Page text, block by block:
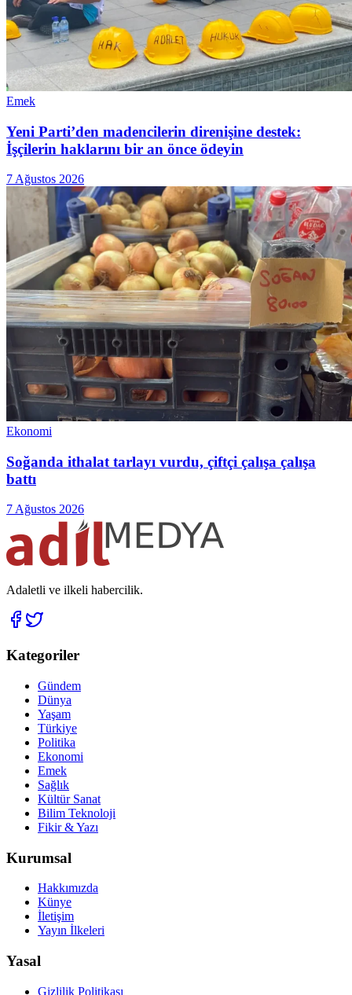
Emek
Yeni Parti’den madencilerin direnişine destek:
İşçilerin haklarını bir an önce ödeyin
7 Ağustos 2026
Ekonomi
Soğanda ithalat tarlayı vurdu, çiftçi çalışa çalışa
battı
7 Ağustos 2026
Adaletli ve ilkeli habercilik.
Kategoriler
Gündem
Dünya
Yaşam
Türkiye
Politika
Ekonomi
Emek
Sağlık
Kültür Sanat
Bilim Teknoloji
Fikir & Yazı
Kurumsal
Hakkımızda
Künye
İletişim
Yayın İlkeleri
Yasal
Gizlilik Politikası